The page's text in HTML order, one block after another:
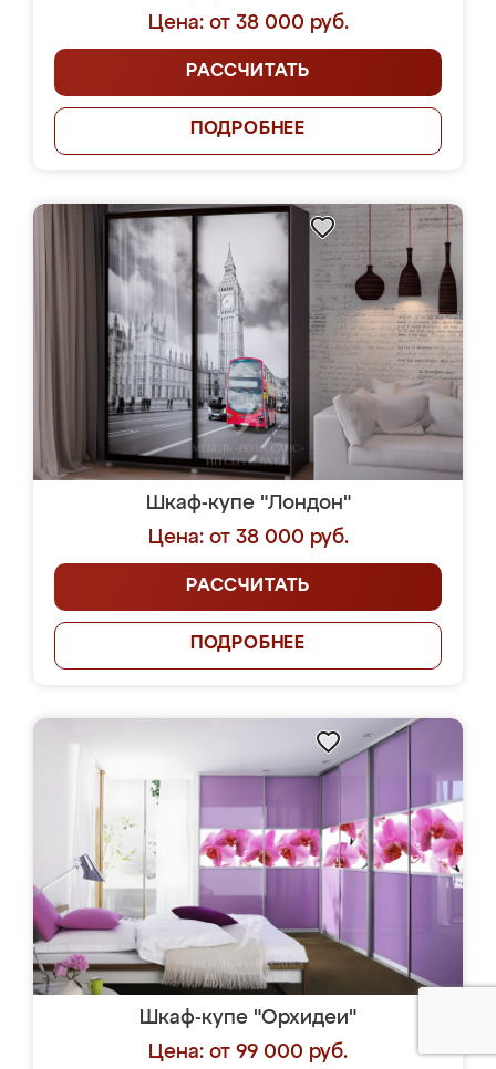
Цена: от 38 000 руб.
РАССЧИТАТЬ
ПОДРОБНЕЕ
Шкаф-купе "Лондон"
Цена: от 38 000 руб.
РАССЧИТАТЬ
ПОДРОБНЕЕ
Шкаф-купе "Орхидеи"
Цена: от 99 000 руб.